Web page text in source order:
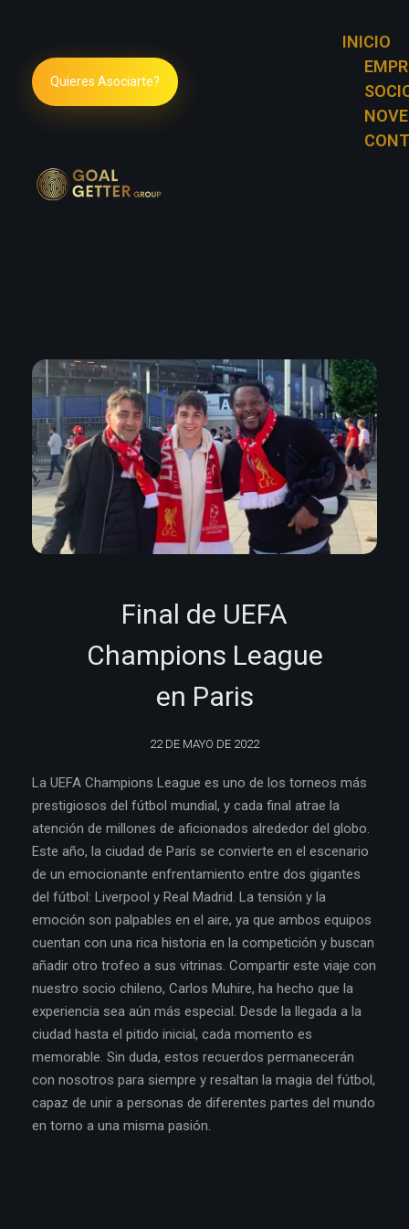
INICIO
Quieres Asociarte?
Final de UEFA
Champions League
en Paris
22 DE MAYO DE 2022
La UEFA Champions League es uno de los torneos más
prestigiosos del fútbol mundial, y cada final atrae la
atención de millones de aficionados alrededor del globo.
Este año, la ciudad de París se convierte en el escenario
de un emocionante enfrentamiento entre dos gigantes
del fútbol: Liverpool y Real Madrid. La tensión y la
emoción son palpables en el aire, ya que ambos equipos
cuentan con una rica historia en la competición y buscan
añadir otro trofeo a sus vitrinas. Compartir este viaje con
nuestro socio chileno, Carlos Muhire, ha hecho que la
experiencia sea aún más especial. Desde la llegada a la
ciudad hasta el pitido inicial, cada momento es
memorable. Sin duda, estos recuerdos permanecerán
con nosotros para siempre y resaltan la magia del fútbol,
capaz de unir a personas de diferentes partes del mundo
en torno a una misma pasión.